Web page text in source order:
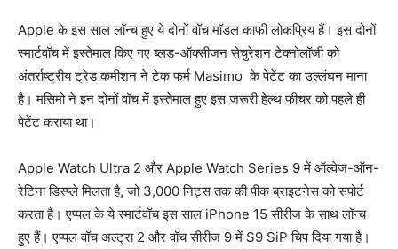
Apple के इस साल लॉन्च हुए ये दोनों वॉच मॉडल काफी लोकप्रिय हैं। इस दोनों
स्मार्टवॉच में इस्तेमाल किए गए ब्लड-ऑक्सीजन सेचुरेशन टेक्नोलॉजी को
अंतर्राष्ट्रीय ट्रेड कमीशन ने टेक फर्म Masimo के पेटेंट का उल्लंघन माना
है। मसिमो ने इन दोनों वॉच में इस्तेमाल हुए इस जरूरी हेल्थ फीचर को पहले ही
पेटेंट कराया था।
Apple Watch Ultra 2 और Apple Watch Series 9 में ऑल्वेज-ऑन-
रेटिना डिस्प्ले मिलता है, जो 3,000 निट्स तक की पीक ब्राइटनेस को सपोर्ट
करता है। एप्पल के ये स्मार्टवॉच इस साल iPhone 15 सीरीज के साथ लॉन्च
हुए हैं। एप्पल वॉच अल्ट्रा 2 और वॉच सीरीज 9 में S9 SiP चिप दिया गया है।